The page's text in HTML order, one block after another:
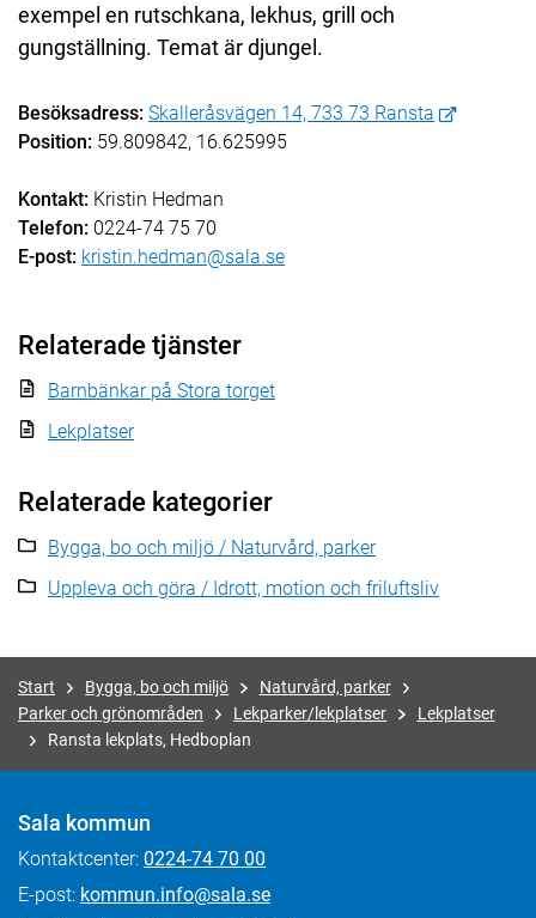
exempel en rutschkana, lekhus, grill och
gungställning. Temat är djungel.
Besöksadress: Skalleråsvägen 14, 733 73 Ransta
Position: 59.809842, 16.625995
Kontakt: Kristin Hedman
Telefon: 0224-74 75 70
E-post: kristin.hedman@sala.se
Relaterade tjänster
Barnbänkar på Stora torget
Lekplatser
Relaterade kategorier
Bygga, bo och miljö / Naturvård, parker
Uppleva och göra / Idrott, motion och friluftsliv
Start Bygga, bo och miljö
Naturvård, parker
Parker och grönområden
Lekparker/lekplatser
Lekplatser
Ransta lekplats, Hedboplan
Sala kommun
Kontaktcenter: 0224-74 70 00
E-post: kommun.info@sala.se